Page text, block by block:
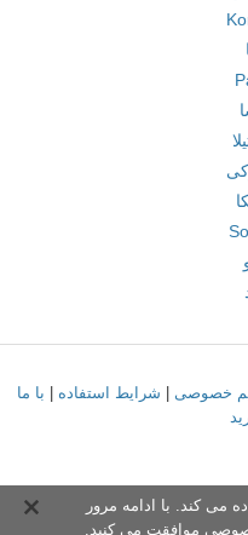
خصوصی شرایط استفاده
با ما
می کند. با ادامه مرور
ی موافقت می کنید.